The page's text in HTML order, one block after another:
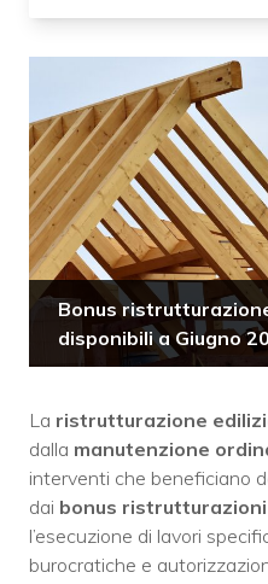
Bonus
disponibili a Giugno
La ristrutturazione
dalla manutenzione
interventi che beneficiano
dai bonus ristrutturazioni
l’esecuzione di lavori
burocratiche e